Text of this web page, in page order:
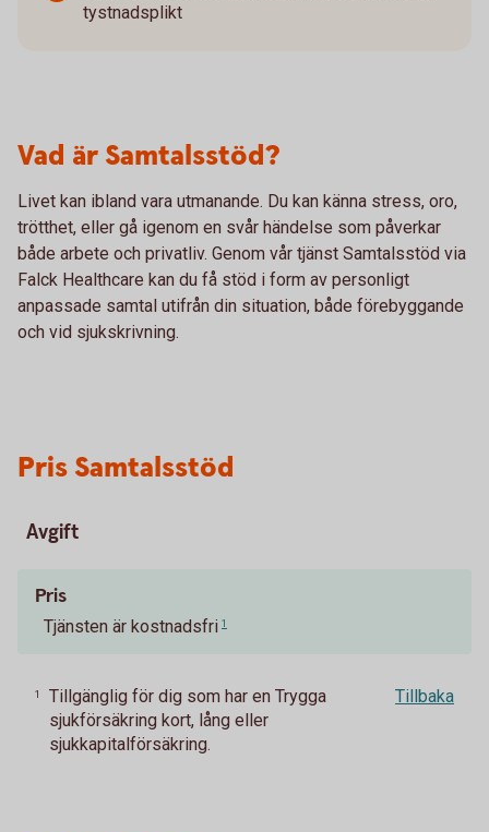
tystnadsplikt
Vad är Samtalsstöd?
Livet kan ibland vara utmanande. Du kan känna stress, oro,
trötthet, eller gå igenom en svår händelse som påverkar
både arbete och privatliv. Genom vår tjänst Samtalsstöd via
Falck Healthcare kan du få stöd i form av personligt
anpassade samtal utifrån din situation, både förebyggande
och vid sjukskrivning.
Pris Samtalsstöd
Avgift
Pris
Tjänsten är kostnadsfri 1
1
Tillgänglig för dig som har en Trygga
sjukförsäkring kort, lång eller
sjukkapitalförsäkring.
Tillbaka